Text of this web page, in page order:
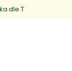
dle TCM